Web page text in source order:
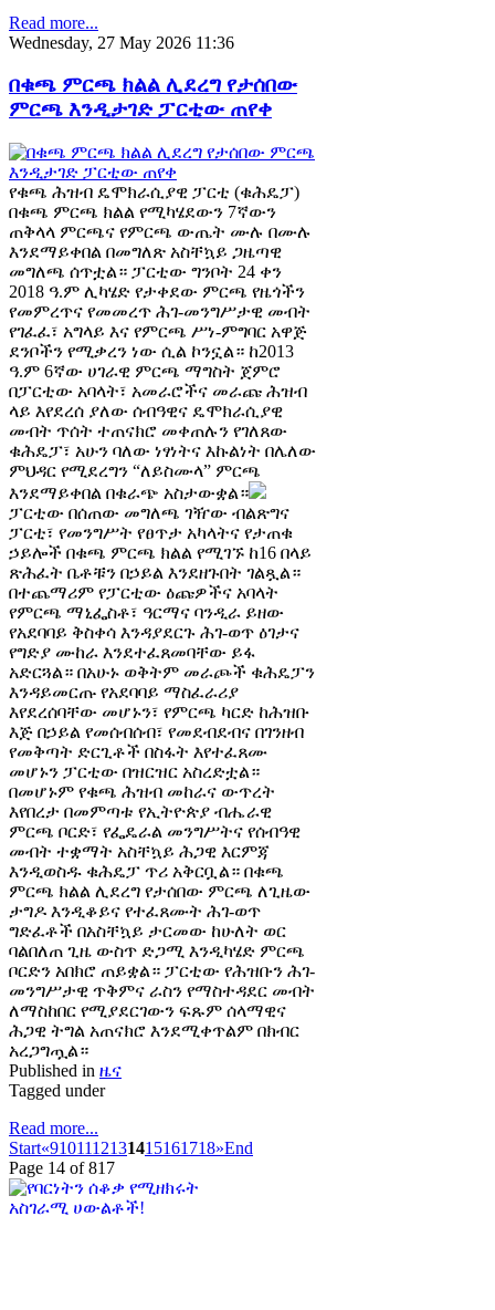
Read more...
Wednesday, 27 May 2026 11:36
በቁጫ ምርጫ ክልል ሊደረግ የታሰበው
ምርጫ እንዲታገድ ፓርቲው ጠየቀ
የቁጫ ሕዝብ ዴሞክራሲያዊ ፓርቲ (ቁሕዴፓ)
በቁጫ ምርጫ ክልል የሚካሄደውን 7ኛውን
ጠቅላላ ምርጫና የምርጫ ውጤት ሙሉ በሙሉ
እንደማይቀበል በመግለጽ አስቸኳይ ጋዜጣዊ
መግለጫ ሰጥቷል። ፓርቲው ግንቦት 24 ቀን
2018 ዓ.ም ሊካሄድ የታቀደው ምርጫ የዜጎችን
የመምረጥና የመመረጥ ሕገ-መንግሥታዊ መብት
የገፈፈ፣ አግላይ እና የምርጫ ሥነ-ምግባር አዋጅ
ደንቦችን የሚቃረን ነው ሲል ኮንኗል። ከ2013
ዓ.ም 6ኛው ሀገራዊ ምርጫ ማግስት ጀምሮ
በፓርቲው አባላት፣ አመራሮችና መራጩ ሕዝብ
ላይ እየደረሰ ያለው ሰብዓዊና ዴሞክራሲያዊ
መብት ጥሰት ተጠናክሮ መቀጠሉን የገለጸው
ቁሕዴፓ፣ አሁን ባለው ነፃነትና እኩልነት በሌለው
ምህዳር የሚደረግን “ለይስሙላ” ምርጫ
እንደማይቀበል በቁራጭ አስታውቋል።
ፓርቲው በሰጠው መግለጫ ገዥው ብልጽግና
ፓርቲ፣ የመንግሥት የፀጥታ አካላትና የታጠቁ
ኃይሎች በቁጫ ምርጫ ክልል የሚገኙ ከ16 በላይ
ጽሕፈት ቤቶቹን በኃይል እንደዘጉበት ገልጿል።
በተጨማሪም የፓርቲው ዕጩዎችና አባላት
የምርጫ ማኒፌስቶ፣ ዓርማና ባንዲራ ይዘው
የአደባባይ ቅስቀሳ እንዳያደርጉ ሕገ-ወጥ ዕገታና
የግድያ ሙከራ እንደተፈጸመባቸው ይፋ
አድርጓል። በአሁኑ ወቅትም መራጮች ቁሕዴፓን
እንዳይመርጡ የአደባባይ ማስፈራሪያ
እየደረሰባቸው መሆኑን፣ የምርጫ ካርድ ከሕዝቡ
እጅ በኃይል የመሰብሰብ፣ የመደብደብና በገንዘብ
የመቅጣት ድርጊቶች በስፋት እየተፈጸሙ
መሆኑን ፓርቲው በዝርዝር አስረድቷል።
በመሆኑም የቁጫ ሕዝብ መከራና ውጥረት
እየበረታ በመምጣቱ የኢትዮጵያ ብሔራዊ
ምርጫ ቦርድ፣ የፌዴራል መንግሥትና የሰብዓዊ
መብት ተቋማት አስቸኳይ ሕጋዊ እርምጃ
እንዲወስዱ ቁሕዴፓ ጥሪ አቅርቧል። በቁጫ
ምርጫ ክልል ሊደረግ የታሰበው ምርጫ ለጊዜው
ታግዶ እንዲቆይና የተፈጸሙት ሕገ-ወጥ
ግድፈቶች በአስቸኳይ ታርመው ከሁለት ወር
ባልበለጠ ጊዜ ውስጥ ድጋሚ እንዲካሄድ ምርጫ
ቦርድን አበክሮ ጠይቋል። ፓርቲው የሕዝቡን ሕገ-
መንግሥታዊ ጥቅምና ራስን የማስተዳደር መብት
ለማስከበር የሚያደርገውን ፍጹም ሰላማዊና
ሕጋዊ ትግል አጠናክሮ እንደሚቀጥልም በክብር
አረጋግጧል።
Published in ዜና
Tagged under
Read more...
Start«9101112131415161718»End
Page 14 of 817